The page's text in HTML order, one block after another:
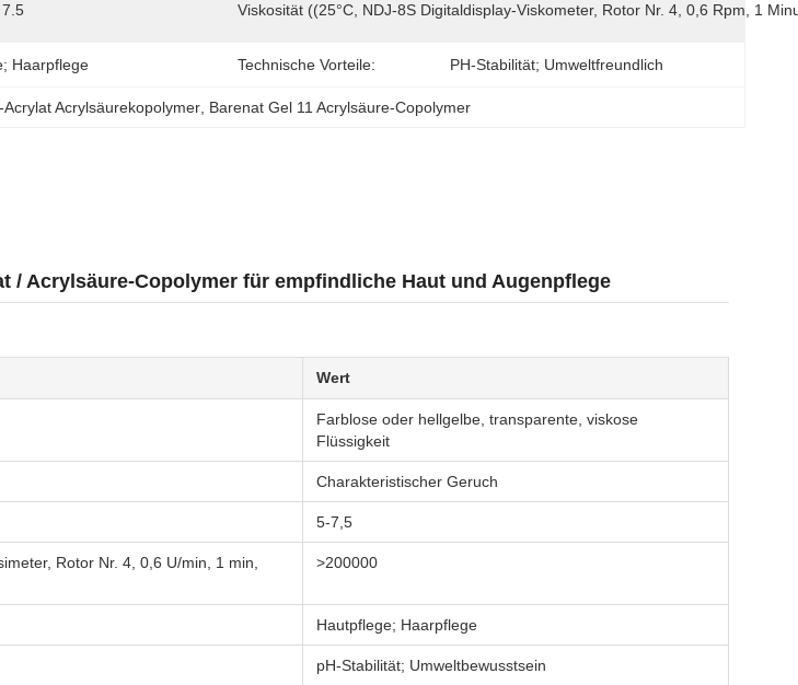
Viskosität ((25°C, NDJ-8S Digitaldisplay-Viskometer, Rotor Nr. 4, 0,6 Rpm, 1
Haarpflege Technische Vorteile: PH-Stabilität; Umweltfreundlich
Acrylat Acrylsäurekopolymer Barenat Gel 11 Acrylsäure-Copolymer
/ Acrylsäure-Copolymer für empfindliche Haut und Augenpflege
Wert
Farblose oder hellgelbe, transparente, viskose
Flüssigkeit
Charakteristischer Geruch
5-7,5
Rotor Nr. 4, 0,6 U/min, 1 min,
>200000
Hautpflege; Haarpflege
pH-Stabilität; Umweltbewusstsein